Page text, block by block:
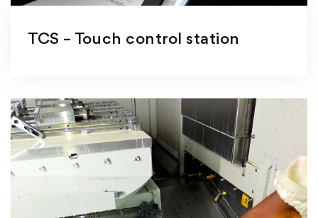
TCS – Touch control station